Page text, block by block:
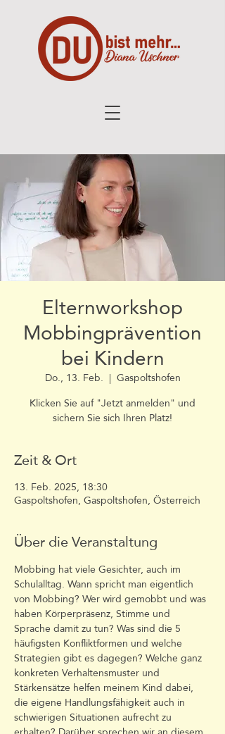
Elternworkshop
Mobbingprävention
bei Kindern
Do., 13. Feb.
  |
Gaspoltshofen
Klicken Sie auf "Jetzt anmelden" und
sichern Sie sich Ihren Platz!
Zeit & Ort
13. Feb. 2025, 18:30
Gaspoltshofen, Gaspoltshofen, Österreich
Über die Veranstaltung
Mobbing hat viele Gesichter, auch im
Schulalltag. Wann spricht man eigentlich
von Mobbing? Wer wird gemobbt und was
haben Körperpräsenz, Stimme und
Sprache damit zu tun? Was sind die 5
häufigsten Konfliktformen und welche
Strategien gibt es dagegen? Welche ganz
konkreten Verhaltensmuster und
Stärkensätze helfen meinem Kind dabei,
die eigene Handlungsfähigkeit auch in
schwierigen Situationen aufrecht zu